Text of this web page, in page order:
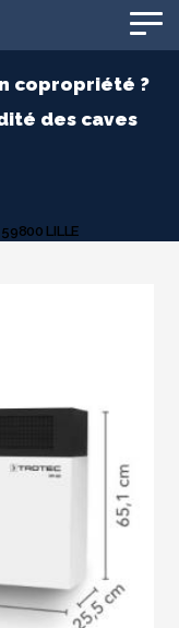
copropriété ?
des caves
LILLE